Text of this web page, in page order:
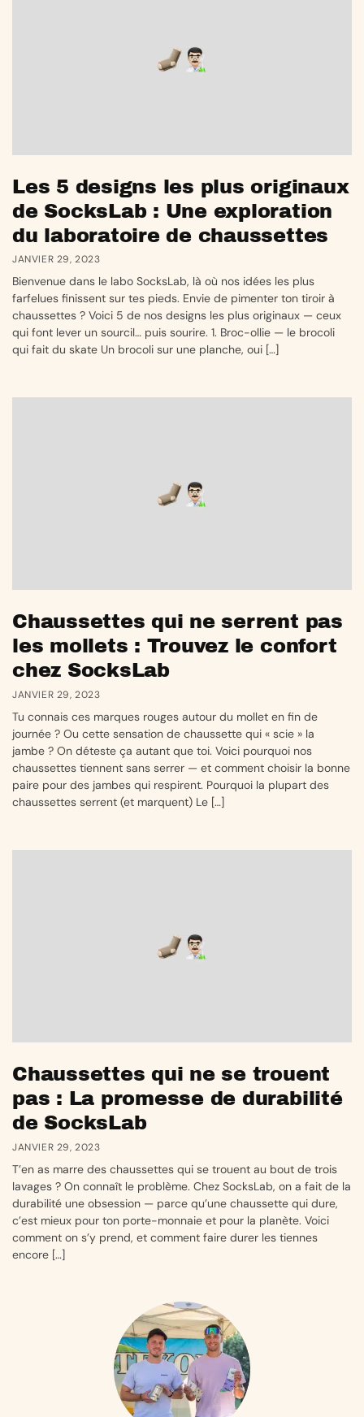
Les 5 designs les plus originaux
de SocksLab : Une exploration
du laboratoire de chaussettes
JANVIER 29, 2023
Bienvenue dans le labo SocksLab, là où nos idées les plus
farfelues finissent sur tes pieds. Envie de pimenter ton tiroir à
chaussettes ? Voici 5 de nos designs les plus originaux — ceux
qui font lever un sourcil… puis sourire. 1. Broc-ollie — le brocoli
qui fait du skate Un brocoli sur une planche, oui […]
Chaussettes qui ne serrent pas
les mollets : Trouvez le confort
chez SocksLab
JANVIER 29, 2023
Tu connais ces marques rouges autour du mollet en fin de
journée ? Ou cette sensation de chaussette qui « scie » la
jambe ? On déteste ça autant que toi. Voici pourquoi nos
chaussettes tiennent sans serrer — et comment choisir la bonne
paire pour des jambes qui respirent. Pourquoi la plupart des
chaussettes serrent (et marquent) Le […]
Chaussettes qui ne se trouent
pas : La promesse de durabilité
de SocksLab
JANVIER 29, 2023
T’en as marre des chaussettes qui se trouent au bout de trois
lavages ? On connaît le problème. Chez SocksLab, on a fait de la
durabilité une obsession — parce qu’une chaussette qui dure,
c’est mieux pour ton porte-monnaie et pour la planète. Voici
comment on s’y prend, et comment faire durer les tiennes
encore […]